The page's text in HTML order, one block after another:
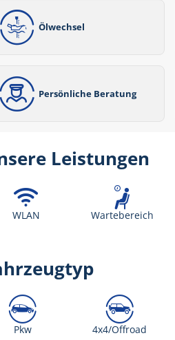
Ölwechsel
Persönliche Beratung
Leistungen
WLAN Wartebereich
Pkw 4x4/Offroad